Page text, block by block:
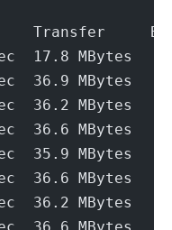
Transfer
sec  17.8
sec  36.9
sec  36.2
sec  36.6
sec  35.9
sec  36.6
sec  36.2